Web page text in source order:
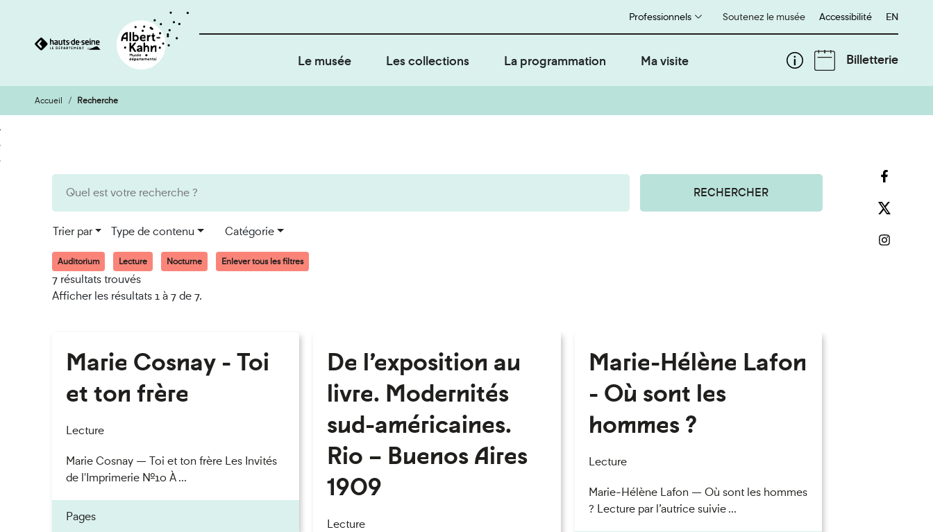
Aller
au
contenu
Aller
à
la
Soutenez le musée
Professionnels Accessibilité English
EN
Le musée Les collections La programmation Ma visite Billetterie
Accueil Recherche
RECHERCHER
Trier par Type de contenu Catégorie
Auditorium Lecture Nocturne Enlever tous les filtres
7 résultats trouvés
Afficher les résultats 1 à 7 de 7.
Marie Cosnay - Toi
et ton frère
Lecture
Marie Cosnay — Toi et ton frère Les Invités
de l'Imprimerie n°10 À ...
Pages
De l’exposition au
livre. Modernités
sud-américaines.
Rio – Buenos Aires
1909
Lecture
Marie-Hélène Lafon
- Où sont les
hommes ?
Lecture
Marie-Hélène Lafon — Où sont les hommes
? Lecture par l’autrice suivie ...